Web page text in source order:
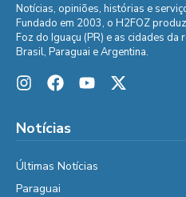
Notícias, opiniões, histórias e
Fundado em 2003, o H2FOZ
Foz do Iguaçu (PR) e as cidades
Brasil, Paraguai e Argentina.
Notícias
Últimas Notícias
Paraguai